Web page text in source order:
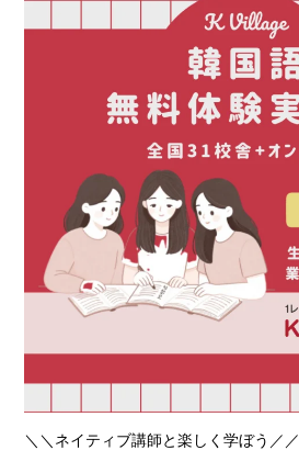
＼＼ネイティブ講師と楽しく学ぼう／／